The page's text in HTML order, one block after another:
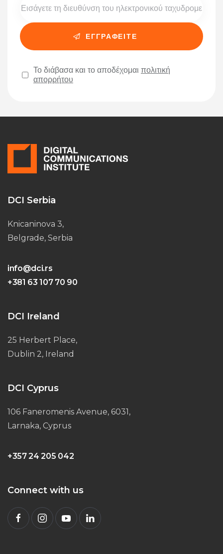
Το διάβασα και το αποδέχομαι πολιτική
απορρήτου
DCI Serbia
Knicaninova 3,
Belgrade, Serbia
info@dci.rs
+381 63 107 70 90
DCI Ireland
25 Herbert Place,
Dublin 2, Ireland
DCI Cyprus
106 Faneromenis Avenue, 6031,
Larnaka, Cyprus
+357 24 205 042
Connect with us